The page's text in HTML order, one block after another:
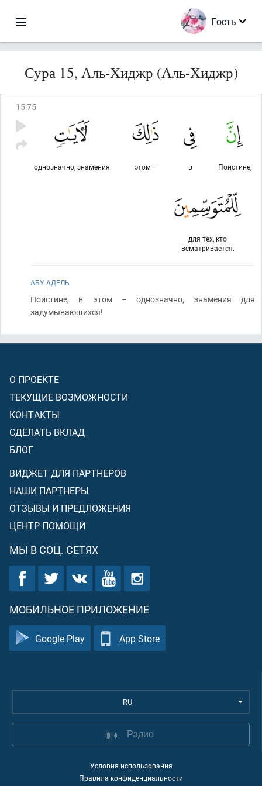
Гость
Сура 15, Аль-Хиджр (Аль-Хиджр)
15:75
Поистине,
в
этом –
однозначно, знамения
для тех, кто
всматривается.
АБУ АДЕЛЬ
Поистине, в этом – однозначно, знамения для
задумывающихся!
О ПРОЕКТЕ
ТЕКУЩИЕ ВОЗМОЖНОСТИ
КОНТАКТЫ
СДЕЛАТЬ ВКЛАД
БЛОГ
ВИДЖЕТ ДЛЯ ПАРТНЕРОВ
НАШИ ПАРТНЕРЫ
ОТЗЫВЫ И ПРЕДЛОЖЕНИЯ
ЦЕНТР ПОМОЩИ
МЫ В СОЦ. СЕТЯХ
МОБИЛЬНОЕ ПРИЛОЖЕНИЕ
Google Play App Store
RU
Радио
Условия использования
Правила конфиденциальности